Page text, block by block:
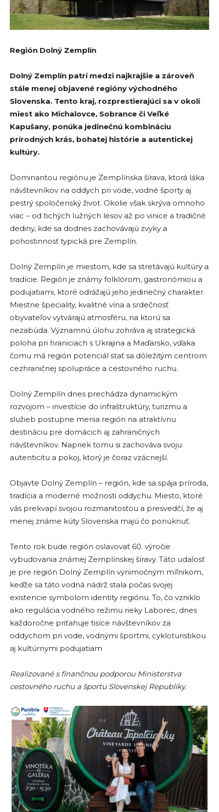
Región Dolný Zemplín
Dolný Zemplín patrí medzi najkrajšie a zároveň
stále menej objavené regióny východného
Slovenska. Tento kraj, rozprestierajúci sa v okolí
miest ako Michalovce, Sobrance či Veľké
Kapušany, ponúka jedinečnú kombináciu
prírodných krás, bohatej histórie a autentickej
kultúry.
Dominantou regiónu je Zemplínska šírava, ktorá láka
návštevníkov na oddych pri vode, vodné športy aj
pestrý spoločenský život. Okolie však skrýva omnoho
viac – od tichých lužných lesov až po vinice a tradičné
dediny, kde sa dodnes zachovávajú zvyky a
pohostinnosť typická pre Zemplín.
Dolný Zemplín je miestom, kde sa stretávajú kultúry a
tradície. Región je známy folklórom, gastronómiou a
podujatiami, ktoré odrážajú jeho jedinečný charakter.
Miestne špeciality, kvalitné vína a srdečnosť
obyvateľov vytvárajú atmosféru, na ktorú sa
nezabúda. Významnú úlohu zohráva aj strategická
poloha pri hraniciach s Ukrajina a Maďarsko, vďaka
čomu má región potenciál stať sa dôležitým centrom
cezhraničnej spolupráce a cestovného ruchu.
Dolný Zemplín dnes prechádza dynamickým
rozvojom – investície do infraštruktúry, turizmu a
služieb postupne menia región na atraktívnu
destináciu pre domácich aj zahraničných
návštevníkov. Napriek tomu si zachováva svoju
autenticitu a pokoj, ktorý je čoraz vzácnejší.
Objavte Dolný Zemplín – región, kde sa spája príroda,
tradícia a moderné možnosti oddychu. Miesto, ktoré
vás prekvapí svojou rozmanitosťou a presvedčí, že aj
menej známe kúty Slovenska majú čo ponúknuť.
Tento rok bude región oslavovať 60. výročie
vybudovania známej Zemplínskej šíravy. Táto udalosť
je pre región Dolný Zemplín výnimočným míľnikom,
keďže sa táto vodná nádrž stala počas svojej
existencie symbolom identity regiónu. To, čo vzniklo
ako regulácia vodného režimu rieky Laborec, dnes
každoročne priťahuje tisíce návštevníkov za
oddychom pri vode, vodnými športmi, cykloturistikou
aj kultúrnymi podujatiam
Realizované s finančnou podporou Ministerstva
cestovného ruchu a športu Slovenskej Republiky.